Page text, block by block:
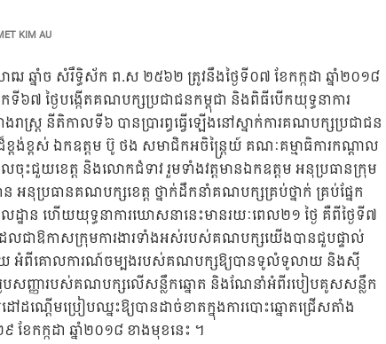
KIM AU
ឍ​ ឆ្នាំច​ សំរឹទ្ធិស័ក ព.ស ២៥៦២ ត្រូវនឹងថ្ងៃទី០៧ ខែកក្កដា​ ឆ្នាំ២០១៨​
៧​ ថ្ងៃបង្កើតគណបក្សប្រជាជនកម្ពុជា​ និងពិធីបើកយុទ្ធនាការ
ស្រ្ត​ នីតិកាលទី៦ បានប្រារព្ធធ្វើឡើងនៅស្នាក់ការគណបក្សប្រជាជន
ដ៏ខ្ពង់ខ្ពស់ ឯកឧត្តម ប៊ូ ថង សមាជិកអចិន្ត្រៃយ៍ គណៈគម្មាធិការកណ្តាល
លចុះជួយខេត្ត និងលោកជំទាវ រួមទាំងវត្តមានឯកឧត្តម អនុប្រធានក្រុម
ន អនុប្រធានគណបក្សខេត្ត ថ្នាក់ដឹកនាំគណបក្សគ្រប់ថ្នាក់ គ្រប់ផ្នែក
ាន ហើយយុទ្ធនាការឃោសនានេះមានរយៈពេល២១​ ថ្ងៃ គឺពីថ្ងៃទី៧​
ែលជាឱកាសក្រុមការងារទាំងអស់របស់គណបក្សយើងបានជួបផ្ទាល់
ផ្សាយ អំពីគោលការណ៍ចម្បងរបស់គណបក្សឱ្យបានទូលំទូលាយ និងស៊ី
រូបសញ្ញារបស់គណបក្សលើសន្លឹកឆ្នោត និងណែនាំ​អំពីរបៀបគូស​សន្លឹក
ណើ្តមប្រៀបឈ្នះឱ្យបានដាច់ខាត​ក្នុងការ​បោះឆ្នោតជ្រើសតាំង
ខែកក្កដា​ ឆ្នាំ២០១៨ ខាងមុខនេះ ។